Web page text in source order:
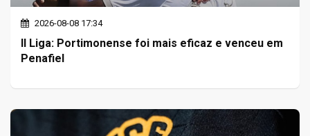
2026-08-08 17:34
II Liga: Portimonense foi mais eficaz e venceu em
Penafiel